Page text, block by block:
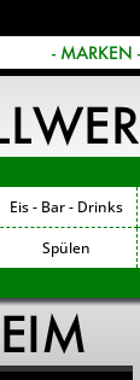
- MARKEN -
Eis - Bar - Drinks
Spülen